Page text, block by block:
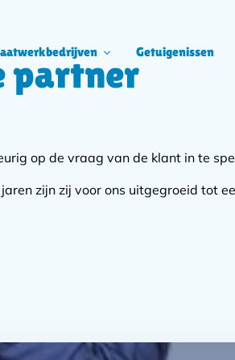
Getuigenissen
partner
op de vraag van de klant in te
zijn zij voor ons uitgegroeid tot